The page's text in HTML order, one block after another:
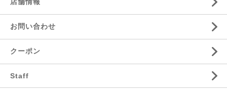
お問い合わせ
クーポン
Staff